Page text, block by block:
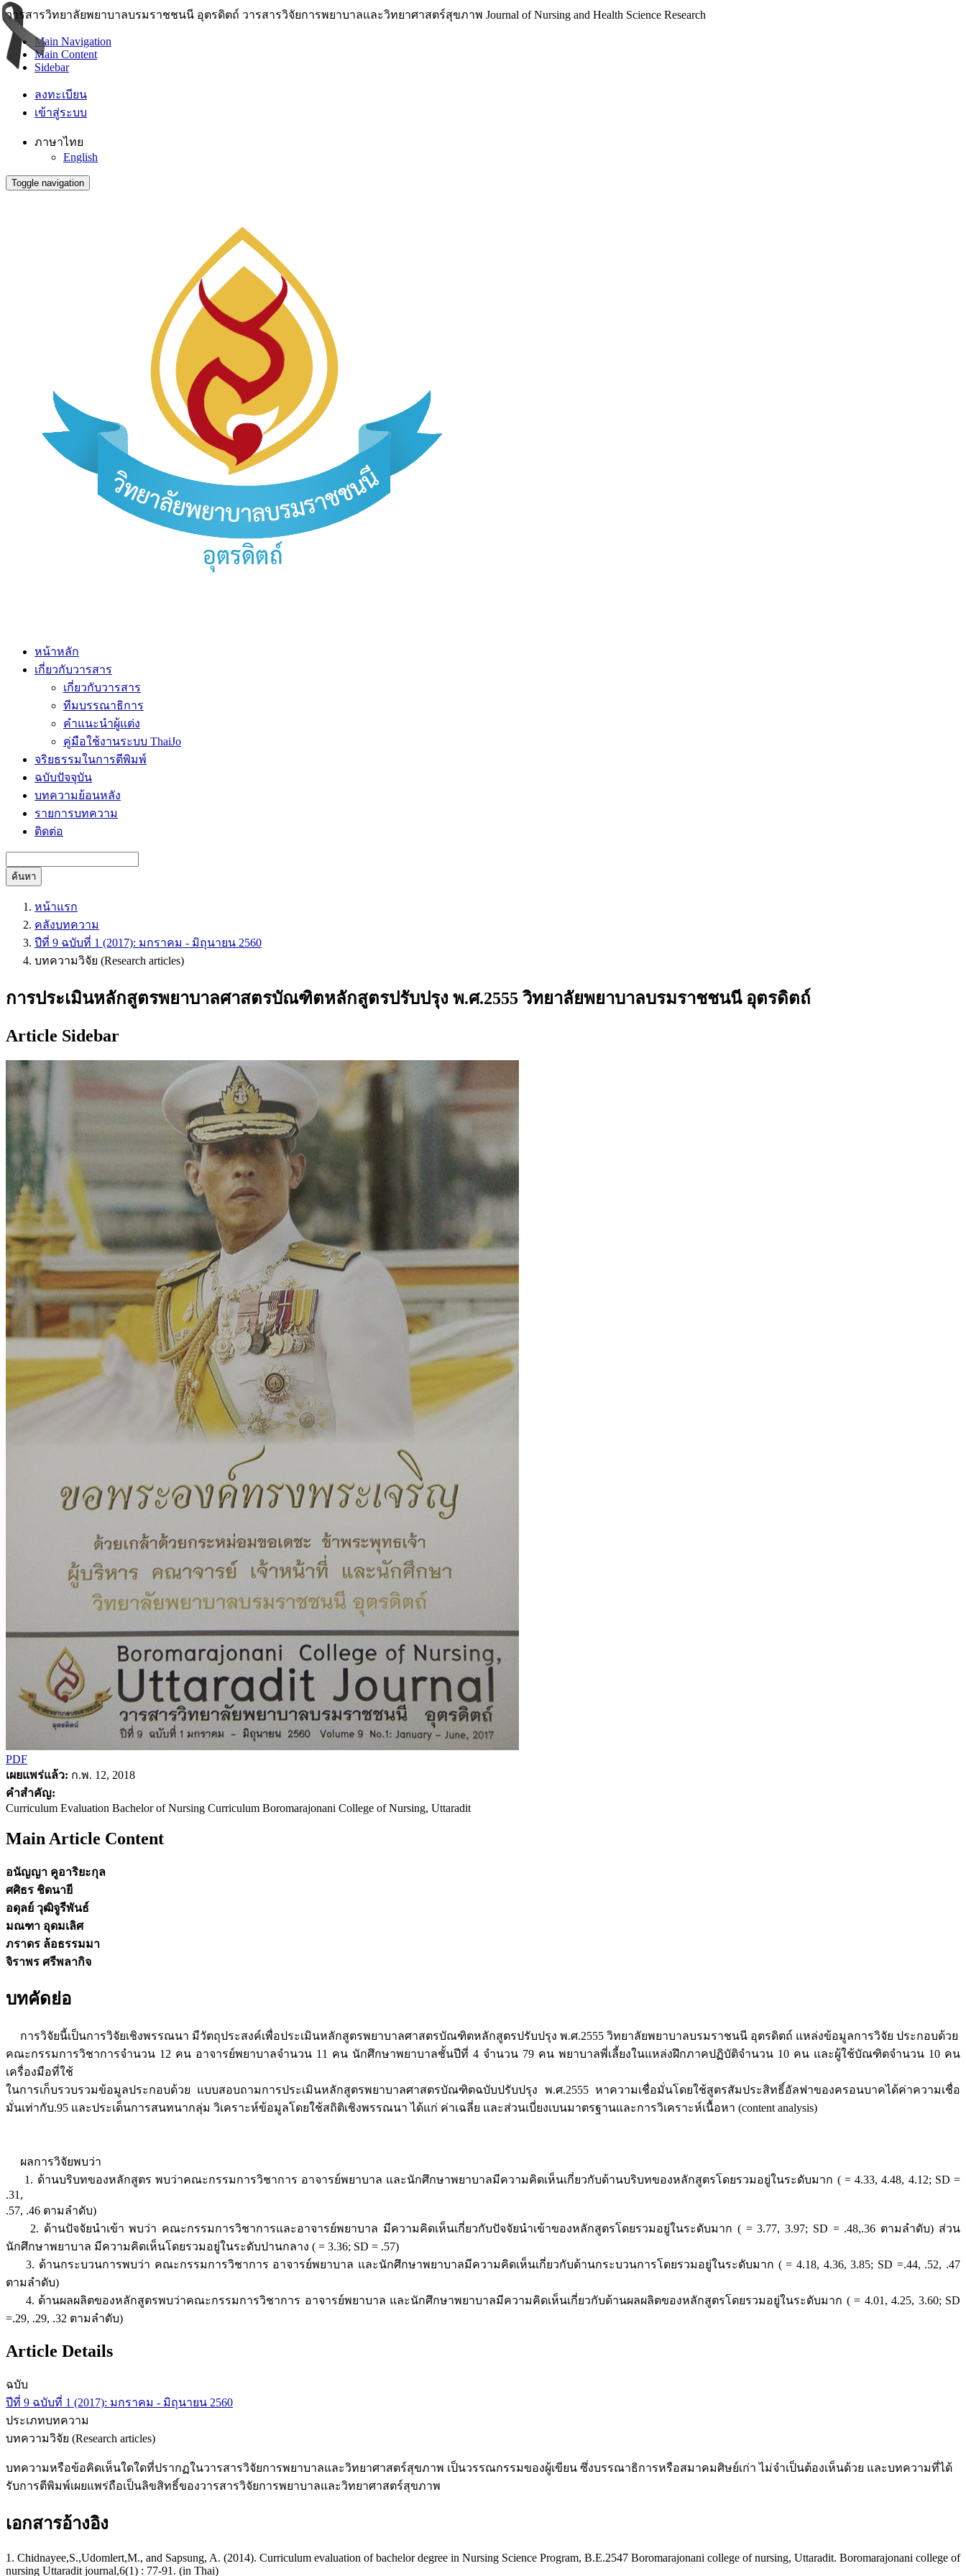
วารสารวิทยาลัยพยาบาลบรมราชชนนี อุตรดิตถ์ วารสารวิจัยการพยาบาลและวิทยาศาสตร์สุขภาพ Journal of Nursing and Health Science Research
Main Navigation
Main Content
Sidebar
ลงทะเบียน
เข้าสู่ระบบ
ภาษาไทย
English
Toggle navigation
หน้าหลัก
เกี่ยวกับวารสาร
เกี่ยวกับวารสาร
ทีมบรรณาธิการ
คำแนะนำผู้แต่ง
คู่มือใช้งานระบบ ThaiJo
จริยธรรมในการตีพิมพ์
ฉบับปัจจุบัน
บทความย้อนหลัง
รายการบทความ
ติดต่อ
ค้นหา
หน้าแรก
คลังบทความ
ปีที่ 9 ฉบับที่ 1 (2017): มกราคม - มิถุนายน 2560
บทความวิจัย (Research articles)
การประเมินหลักสูตรพยาบาลศาสตรบัณฑิตหลักสูตรปรับปรุง พ.ศ.2555 วิทยาลัยพยาบาลบรมราชชนนี อุตรดิตถ์
Article Sidebar
PDF
เผยแพร่แล้ว: ก.พ. 12, 2018
คำสำคัญ:
Curriculum Evaluation Bachelor of Nursing Curriculum Boromarajonani College of Nursing, Uttaradit
Main Article Content
อนัญญา คูอาริยะกุล
ศศิธร ชิดนายี
อดุลย์ วุฒิจูรีพันธ์
มณฑา อุดมเลิศ
ภราดร ล้อธรรมมา
จิราพร ศรีพลากิจ
บทคัดย่อ
การวิจัยนี้เป็นการวิจัยเชิงพรรณนา มีวัตถุประสงค์เพื่อประเมินหลักสูตรพยาบาลศาสตรบัณฑิตหลักสูตรปรับปรุง พ.ศ.2555 วิทยาลัยพยาบาลบรมราชนนี อุตรดิตถ์ แหล่งข้อมูลการวิจัย ประกอบด้วย
คณะกรรมการวิชาการจำนวน 12 คน อาจารย์พยาบาลจำนวน 11 คน นักศึกษาพยาบาลชั้นปีที่ 4 จำนวน 79 คน พยาบาลพี่เลี้ยงในแหล่งฝึกภาคปฏิบัติจำนวน 10 คน และผู้ใช้บัณฑิตจำนวน 10 คน
เครื่องมือที่ใช้
ในการเก็บรวบรวมข้อมูลประกอบด้วย แบบสอบถามการประเมินหลักสูตรพยาบาลศาสตรบัณฑิตฉบับปรับปรุง พ.ศ.2555 หาความเชื่อมั่นโดยใช้สูตรสัมประสิทธิ์อัลฟาของครอนบาคได้ค่าความเชื่อ
มั่นเท่ากับ.95 และประเด็นการสนทนากลุ่ม วิเคราะห์ข้อมูลโดยใช้สถิติเชิงพรรณนา ได้แก่ ค่าเฉลี่ย และส่วนเบี่ยงเบนมาตรฐานและการวิเคราะห์เนื้อหา (content analysis)
ผลการวิจัยพบว่า
1. ด้านบริบทของหลักสูตร พบว่าคณะกรรมการวิชาการ อาจารย์พยาบาล และนักศึกษาพยาบาลมีความคิดเห็นเกี่ยวกับด้านบริบทของหลักสูตรโดยรวมอยู่ในระดับมาก ( = 4.33, 4.48, 4.12; SD =
.31,
.57, .46 ตามลำดับ)
2. ด้านปัจจัยนำเข้า พบว่า คณะกรรมการวิชาการและอาจารย์พยาบาล มีความคิดเห็นเกี่ยวกับปัจจัยนำเข้าของหลักสูตรโดยรวมอยู่ในระดับมาก ( = 3.77, 3.97; SD = .48,.36 ตามลำดับ) ส่วน
นักศึกษาพยาบาล มีความคิดเห็นโดยรวมอยู่ในระดับปานกลาง ( = 3.36; SD = .57)
3. ด้านกระบวนการพบว่า คณะกรรมการวิชาการ อาจารย์พยาบาล และนักศึกษาพยาบาลมีความคิดเห็นเกี่ยวกับด้านกระบวนการโดยรวมอยู่ในระดับมาก ( = 4.18, 4.36, 3.85; SD =.44, .52, .47
ตามลำดับ)
4. ด้านผลผลิตของหลักสูตรพบว่าคณะกรรมการวิชาการ อาจารย์พยาบาล และนักศึกษาพยาบาลมีความคิดเห็นเกี่ยวกับด้านผลผลิตของหลักสูตรโดยรวมอยู่ในระดับมาก ( = 4.01, 4.25, 3.60; SD
=.29, .29, .32 ตามลำดับ)
Article Details
ฉบับ
ปีที่ 9 ฉบับที่ 1 (2017): มกราคม - มิถุนายน 2560
ประเภทบทความ
บทความวิจัย (Research articles)
บทความหรือข้อคิดเห็นใดใดที่ปรากฏในวารสารวิจัยการพยาบาลและวิทยาศาสตร์สุขภาพ เป็นวรรณกรรมของผู้เขียน ซึ่งบรรณาธิการหรือสมาคมศิษย์เก่า ไม่จำเป็นต้องเห็นด้วย และบทความที่ได้
รับการตีพิมพ์เผยแพร่ถือเป็นลิขสิทธิ์ของวารสารวิจัยการพยาบาลและวิทยาศาสตร์สุขภาพ
เอกสารอ้างอิง
1. Chidnayee,S.,Udomlert,M., and Sapsung, A. (2014). Curriculum evaluation of bachelor degree in Nursing Science Program, B.E.2547 Boromarajonani college of nursing, Uttaradit. Boromarajonani college of
nursing Uttaradit journal,6(1) : 77-91. (in Thai)